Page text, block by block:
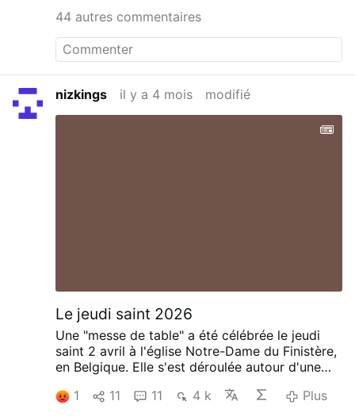
44 autres commentaires
nizkings il y a 4 mois modifié
Le jeudi saint 2026
Une "messe de table" a été célébrée le jeudi
saint 2 avril à l'église Notre-Dame du Finistère,
en Belgique. Elle s'est déroulée autour d'une
éléments du repas. Certaines personnes âgées
1 11 11 4 k Plus